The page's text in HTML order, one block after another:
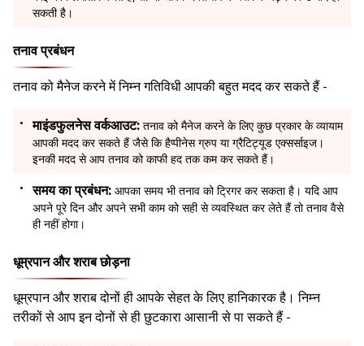
सकती है।
तनाव प्रबंधन
तनाव को मैनेज करने में निम्न गतिविधी आपकी बहुत मदद कर सकते हैं -
माइंडफुलनेस वर्कआउट: तनाव को मैनेज करने के लिए कुछ प्रकार के व्यायाम
आपकी मदद कर सकते हैं जैसे कि हैप्पीनेस ग्रुप या ग्रैटिट्यूड एक्सर्साइज।
इनकी मदद से आप तनाव को काफी हद तक कम कर सकते हैं।
समय का प्रबंधन: आपका समय भी तनाव को ट्रिगर कर सकता है। यदि आप
अपने पूरे दिन और अपने सभी काम को सही से व्यवस्थित कर लेते हैं तो तनाव वैसे
ही नहीं होगा।
धूम्रपान और शराब छोड़ना
धूम्रपान और शराब दोनों ही आपके सेहत के लिए हानिकारक है। निम्न
तरीकों से आप इन दोनों से ही छुटकारा आसानी से पा सकते हैं -